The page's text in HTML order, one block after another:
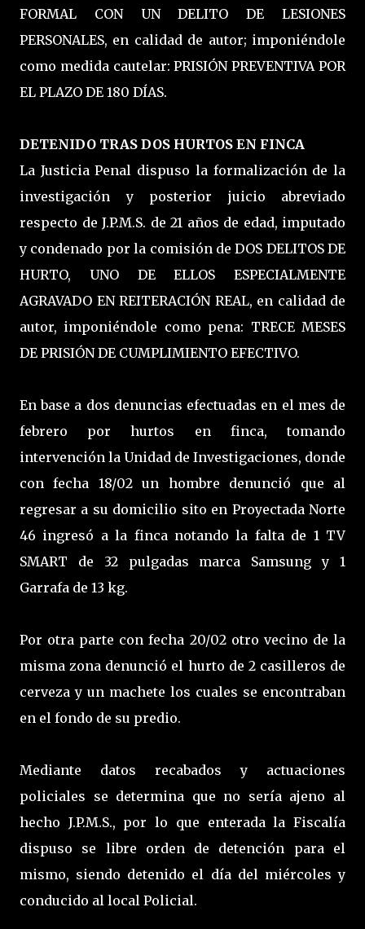
FORMAL CON UN DELITO DE LESIONES
PERSONALES, en calidad de autor; imponiéndole
como medida cautelar: PRISIÓN PREVENTIVA POR
EL PLAZO DE 180 DÍAS.
DETENIDO TRAS DOS HURTOS EN FINCA
La Justicia Penal dispuso la formalización de la
investigación y posterior juicio abreviado
respecto de J.P.M.S. de 21 años de edad, imputado
y condenado por la comisión de DOS DELITOS DE
HURTO, UNO DE ELLOS ESPECIALMENTE
AGRAVADO EN REITERACIÓN REAL, en calidad de
autor, imponiéndole como pena: TRECE MESES
DE PRISIÓN DE CUMPLIMIENTO EFECTIVO.
En base a dos denuncias efectuadas en el mes de
febrero por hurtos en finca, tomando
intervención la Unidad de Investigaciones, donde
con fecha 18/02 un hombre denunció que al
regresar a su domicilio sito en Proyectada Norte
46 ingresó a la finca notando la falta de 1 TV
SMART de 32 pulgadas marca Samsung y 1
Garrafa de 13 kg.
Por otra parte con fecha 20/02 otro vecino de la
misma zona denunció el hurto de 2 casilleros de
cerveza y un machete los cuales se encontraban
en el fondo de su predio.
Mediante datos recabados y actuaciones
policiales se determina que no sería ajeno al
hecho J.P.M.S., por lo que enterada la Fiscalía
dispuso se libre orden de detención para el
mismo, siendo detenido el día del miércoles y
conducido al local Policial.